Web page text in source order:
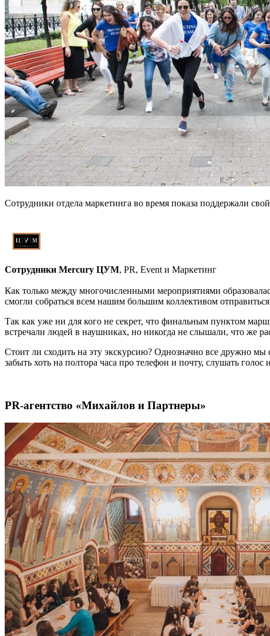
Сотрудники отдела маркетинга во время показа поддержали
Сотрудники Mercury ЦУМ, PR, Event и Маркетинг
Как только между многочисленными мероприятиями
смогли собраться всем нашим большим коллективом
Так как уже ни для кого не секрет, что финальным пунктом
встречали людей в наушниках, но никогда не слышали, что же
Стоит ли сходить на эту экскурсию? Однозначно все дружно мы
забыть хоть на полтора часа про телефон и почту, слушать
PR-агентство «Михайлов и Партнеры»